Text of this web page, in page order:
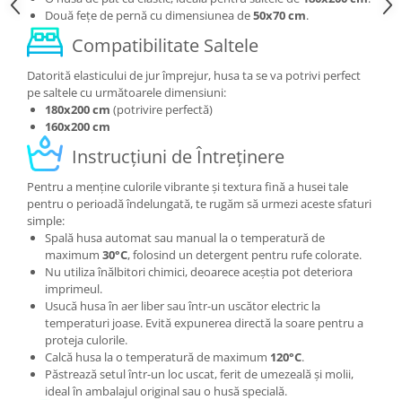
Două fețe de pernă cu dimensiunea de50x70 cm.
Compatibilitate Saltele
Datorită elasticului de jur împrejur, husa ta se va potrivi perfect
pe saltele cu următoarele dimensiuni:
180x200 cm (potrivire perfectă)
160x200 cm
Instrucțiuni de Întreținere
Pentru a menține culorile vibrante și textura fină a husei tale
pentru o perioadă îndelungată, te rugăm să urmezi aceste sfaturi
simple:
Spală husa automat sau manual la o temperatură de
maximum 30°C, folosind un detergent pentru rufe colorate.
Nu utiliza înălbitori chimici, deoarece aceștia pot deteriora
imprimeul.
Usucă husa în aer liber sau într-un uscător electric la
temperaturi joase. Evită expunerea directă la soare pentru a
proteja culorile.
Calcă husa la o temperatură de maximum 120°C.
Păstrează setul într-un loc uscat, ferit de umezeală și molii,
ideal în ambalajul original sau o husă specială.